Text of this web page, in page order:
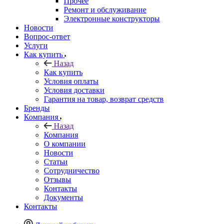
Ремонт и обслуживание
Электронные конструкторы
Новости
Вопрос-ответ
Услуги
Как купить
Назад
Как купить
Условия оплаты
Условия доставки
Гарантия на товар, возврат средств
Бренды
Компания
Назад
Компания
О компании
Новости
Статьи
Сотрудничество
Отзывы
Контакты
Документы
Контакты